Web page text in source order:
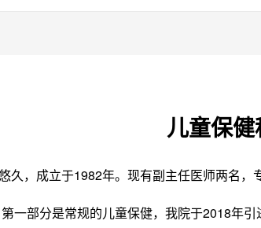
儿童保
久，成立于1982年。现有副主任医师两名，
一部分是常规的儿童保健，我院于2018年